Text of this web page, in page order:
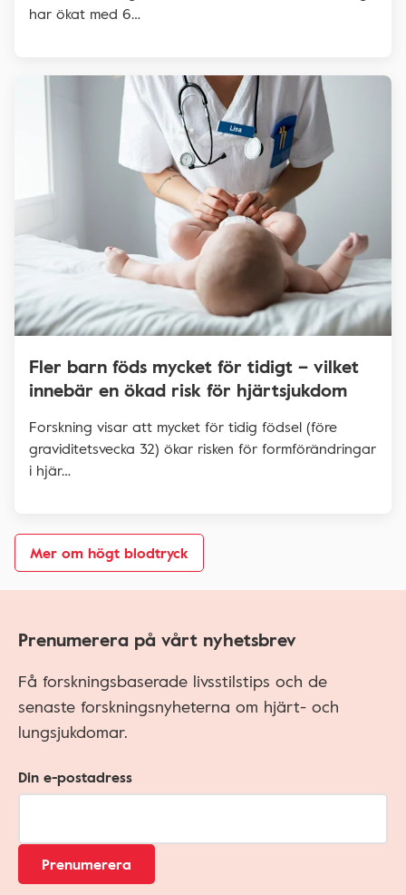
har ökat med 6…
Fler barn föds mycket för tidigt – vilket
innebär en ökad risk för hjärtsjukdom
Forskning visar att mycket för tidig födsel (före
graviditetsvecka 32) ökar risken för formförändringar
i hjär…
Mer om högt blodtryck
Prenumerera på vårt nyhetsbrev
Få forskningsbaserade livsstilstips och de
senaste forskningsnyheterna om hjärt- och
lungsjukdomar.
Din e-postadress
Prenumerera